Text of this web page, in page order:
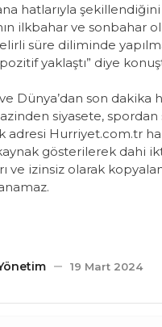
hatlarıyla
ilkbahar ve sonbahar
süre diliminde
yaklaştı” diye
Dünya’dan son dakika
siyasete,
adresi Hurriyet.com.tr
gösterilerek dahi
ve izinsiz olarak
19 Mart 2024